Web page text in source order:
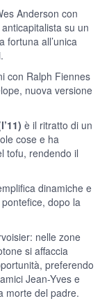
Anderson con
su un
fortuna all’unica
con Ralph Fiennes
nuova versione
l’11) è il ritratto di un
cose e ha
tofu, rendendo il
dinamiche e
dopo la
nelle zone
si affaccia
preferendo
Jean-Yves e
morte del padre.